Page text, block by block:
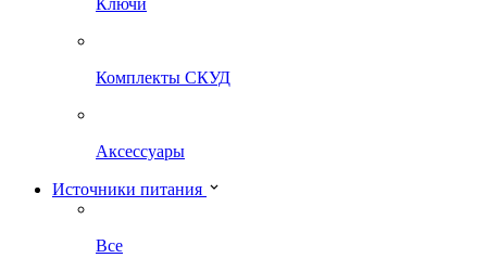
Ключи
Комплекты СКУД
Аксессуары
Источники питания
Все